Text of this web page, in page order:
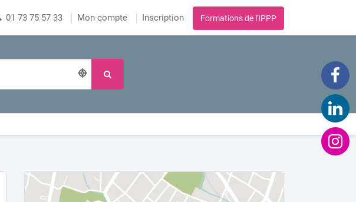
01 73 75 57 33 Mon compte Inscription Formations de l'IPPP